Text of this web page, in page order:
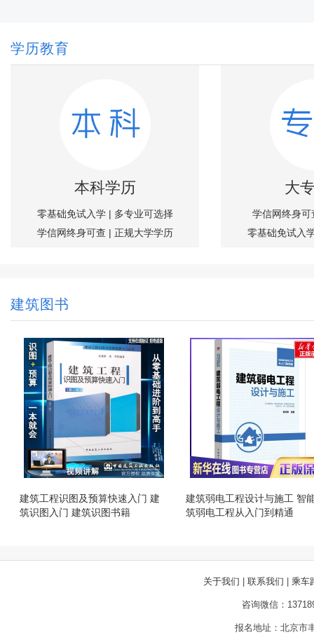
学历教育
本科学历
零基础免试入学 | 多专业可选择
学信网终身可查 | 正规大学学历
大
学信网终身
零基础免试入
建筑图书
建筑工程识图及预算快速入门 建
筑识图入门 建筑识图书籍
建筑弱电工程设计与施工 智
筑弱电工程从入门到精通
关于我们 联系我们 乘车
咨询微信：
报名地址：北京市